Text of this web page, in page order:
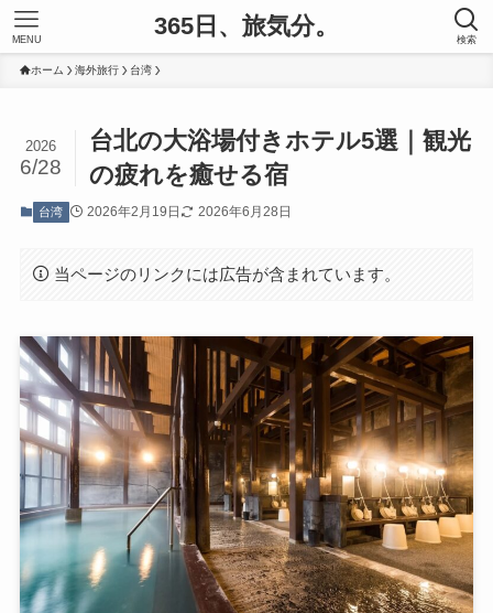
365日、旅気分。 検索
MENU
ホーム 海外旅行 台湾
台北の大浴場付きホテル5選｜観光
の疲れを癒せる宿
2026
6/28
台湾 2026年2月19日 2026年6月28日
当ページのリンクには広告が含まれています。